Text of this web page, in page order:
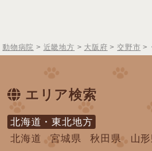
動物病院 > 近畿地方 > 大阪府 >交野市 >
エリア検索
北海道・東北地方
北海道
宮城県 秋田県 山